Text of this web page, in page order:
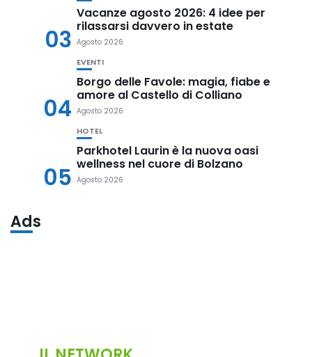
03
Vacanze agosto 2026: 4 idee per
rilassarsi davvero in estate
Agosto 2026
04
EVENTI
Borgo delle Favole: magia, fiabe e
amore al Castello di Colliano
Agosto 2026
05
HOTEL
Parkhotel Laurin è la nuova oasi
wellness nel cuore di Bolzano
Agosto 2026
Ads